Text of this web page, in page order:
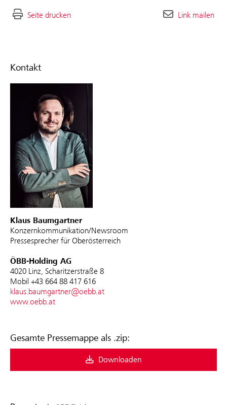
Kontakt
Klaus Baumgartner
Konzernkommunikation/Newsroom
Pressesprecher für Oberösterreich
ÖBB-Holding AG
4020 Linz, Scharitzerstraße 8
Mobil +43 664 88 417 616
klaus.baumgartner@oebb.at
www.oebb.at
Gesamte Pressemappe als .zip:
Downloaden
Seite drucken Link mailen